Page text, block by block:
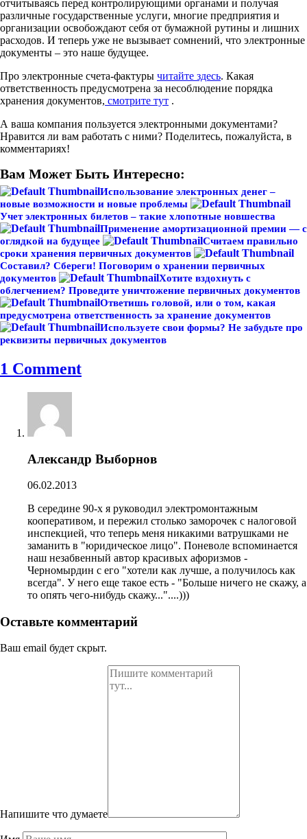
отчитываясь перед контролирующими органами и получая
различные государственные услуги, многие предприятия и
организации освобождают себя от бумажной рутины и лишних
расходов. И теперь уже не вызывает сомнений, что электронные
документы – это наше будущее.
Про электронные счета-фактуры читайте здесь. Какая
ответственность предусмотрена за несоблюдение порядка
хранения документов, смотрите тут .
А ваша компания пользуется электронными документами?
Нравится ли вам работать с ними? Поделитесь, пожалуйста, в
комментариях!
Вам Может Быть Интересно:
Использование электронных денег –
новые возможности и новые проблемы
Учет электронных билетов – такие хлопотные новшества
Применение амортизационной премии — с
оглядкой на будущее
Считаем правильно
сроки хранения первичных документов
Составил? Сбереги! Поговорим о хранении первичных
документов
Хотите вздохнуть с
облегчением? Проведите уничтожение первичных документов
Ответишь головой, или о том, какая
предусмотрена ответственность за хранение документов
Используете свои формы? Не забудьте про
реквизиты первичных документов
1 Comment
Александр Выборнов
06.02.2013
В середине 90-х я руководил электромонтажным
кооперативом, и пережил столько заморочек с налоговой
инспекцией, что теперь меня никакими ватрушками не
заманить в "юридическое лицо". Поневоле вспоминается
наш незабвенный автор красивых афоризмов -
Черномырдин с его "хотели как лучше, а получилось как
всегда". У него еще такое есть - "Больше ничего не скажу, а
то опять чего-нибудь скажу..."....)))
Оставьте комментарий
Ваш email будет скрыт.
Напишите что думаете